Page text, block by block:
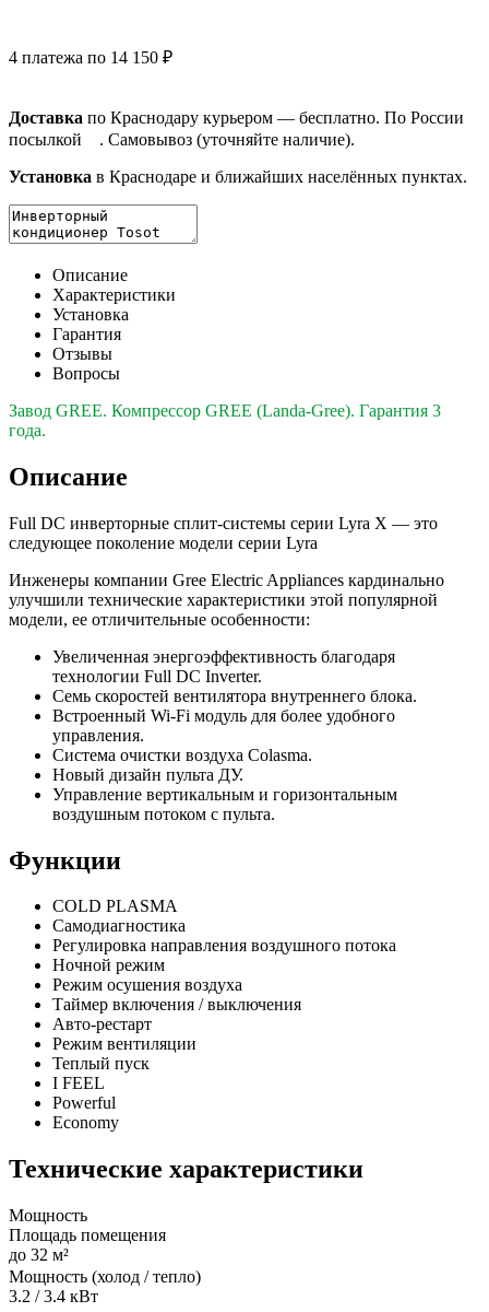
4 платежа по 14 150 ₽
Доставка по Краснодару курьером — бесплатно. По России
посылкой
. Самовывоз (уточняйте наличие).
Установка в Краснодаре и ближайших населённых пунктах.
Описание
Характеристики
Установка
Гарантия
Отзывы
Вопросы
Завод GREE. Компрессор GREE (Landa-Gree). Гарантия 3
года.
Описание
Full DC инверторные сплит-системы серии Lyra X — это
следующее поколение модели серии Lyra
Инженеры компании Gree Electric Appliances кардинально
улучшили технические характеристики этой популярной
модели, ее отличительные особенности:
Увеличенная энергоэффективность благодаря
технологии Full DC Inverter.
Семь скоростей вентилятора внутреннего блока.
Встроенный Wi-Fi модуль для более удобного
управления.
Система очистки воздуха Colasma.
Новый дизайн пульта ДУ.
Управление вертикальным и горизонтальным
воздушным потоком с пульта.
Функции
COLD PLASMA
Самодиагностика
Регулировка направления воздушного потока
Ночной режим
Режим осушения воздуха
Таймер включения / выключения
Авто-рестарт
Режим вентиляции
Теплый пуск
I FEEL
Powerful
Economy
Технические характеристики
Мощность
Площадь помещения
до 32 м²
Мощность (холод / тепло)
3.2 / 3.4 кВт